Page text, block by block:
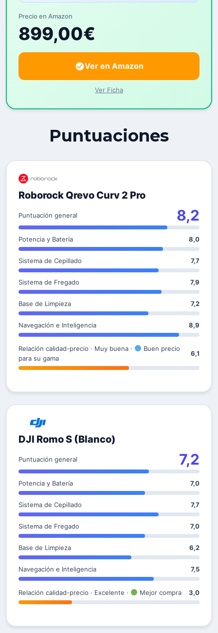
Precio en Amazon
899,00€
Ver en Amazon
Ver Ficha
Puntuaciones
Roborock Qrevo Curv 2 Pro
Puntuación general 8,2
Potencia y Batería 8,0
Sistema de Cepillado 7,7
Sistema de Fregado 7,9
Base de Limpieza 7,2
Navegación e Inteligencia 8,9
Relación calidad-precio · Muy buena ·
Buen precio
para su gama
6,1
DJI Romo S (Blanco)
Puntuación general 7,2
Potencia y Batería 7,0
Sistema de Cepillado 7,7
Sistema de Fregado 7,0
Base de Limpieza 6,2
Navegación e Inteligencia 7,5
Relación calidad-precio · Excelente · Mejor compra 3,0